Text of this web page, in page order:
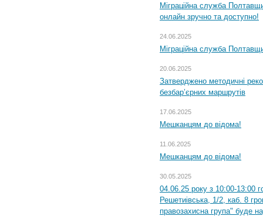
Міграційна служба
онлайн зручно та доступно!
24.06.2025
Міграційна служба
20.06.2025
Затверджено методичні
безбар’єрних маршрутів
17.06.2025
Мешканцям до відома!
11.06.2025
Мешканцям до відома!
30.05.2025
04.06.25 року з 10:00-13:00
Решетиівська, 1/2, каб. 8
правозахисна група" буде